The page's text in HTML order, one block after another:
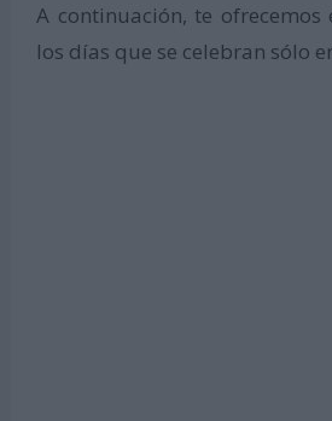
A continuación, te ofrecemos
los días que se celebran sólo